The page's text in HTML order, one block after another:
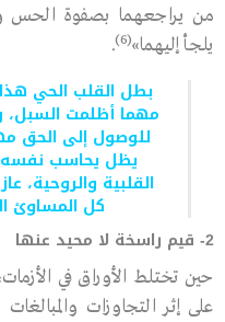
من يراجعهما بصفوة الحس
يلجأ إليهما»(6)
.
بطل القلب الحي
مهما أظلمت السبل،
للوصول إلى الحق
يظل يحاسب نفسه
القلبية والروحية،
كل المساوئ
2- قيم راسخة لا محيد عنها
حين تختلط الأوراق في
على إثر التجاوزات